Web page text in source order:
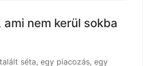
nem kerül sokba
séta, egy piacozás, egy